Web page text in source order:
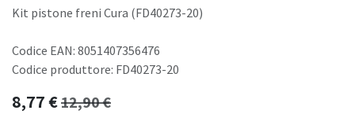
Kit pistone freni Cura (FD40273-20)
Codice EAN: 8051407356476
Codice produttore: FD40273-20
8,77€12,90€